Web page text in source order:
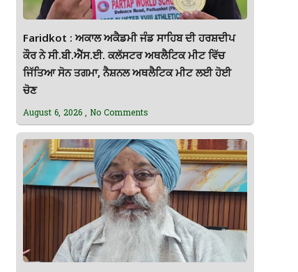
Faridkot : ਅਕਾਲ ਅਕੈਡਮੀ ਜੰਡ ਸਾਹਿਬ ਦੀ ਹਰਸ਼ਦੀਪ
ਕੌਰ ਨੇ ਸੀ.ਬੀ.ਐੱਸ.ਈ. ਕਲੱਸਟਰ ਅਥਲੈਟਿਕ ਮੀਟ ਵਿੱਚ
ਜਿੱਤਿਆ ਸੋਨ ਤਗਮਾ, ਨੈਸ਼ਨਲ ਅਥਲੈਟਿਕ ਮੀਟ ਲਈ ਹੋਈ
ਚੋਣ
August 6, 2026 No Comments